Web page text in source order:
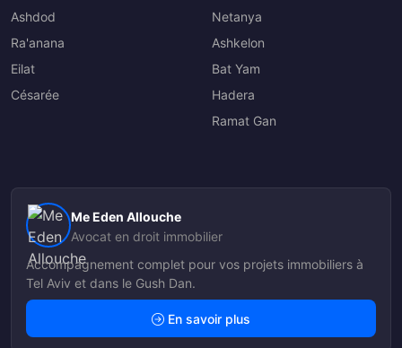
Ashdod
Ra'anana
Eilat
Césarée
Netanya
Ashkelon
Bat Yam
Hadera
Ramat Gan
Me Eden Allouche
Avocat en droit immobilier
Accompagnement complet pour vos projets immobiliers à
Tel Aviv et dans le Gush Dan.
En savoir plus